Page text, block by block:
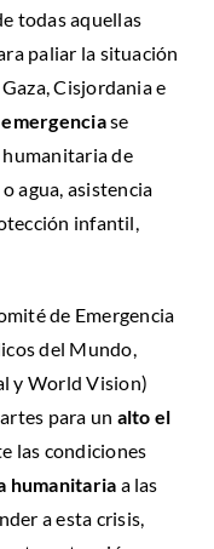
todas aquellas
paliar la situación
Cisjordania e
se
de
agua, asistencia
infantil,
de Emergencia
del Mundo,
y World Vision)
para un alto el
las condiciones
humanitaria a las
a esta crisis,